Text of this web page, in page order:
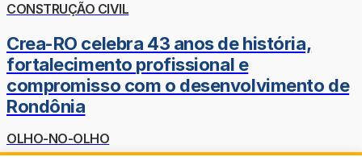
CONSTRUÇÃO CIVIL
Crea-RO celebra 43 anos de história,
fortalecimento profissional e
compromisso com o desenvolvimento de
Rondônia
OLHO-NO-OLHO